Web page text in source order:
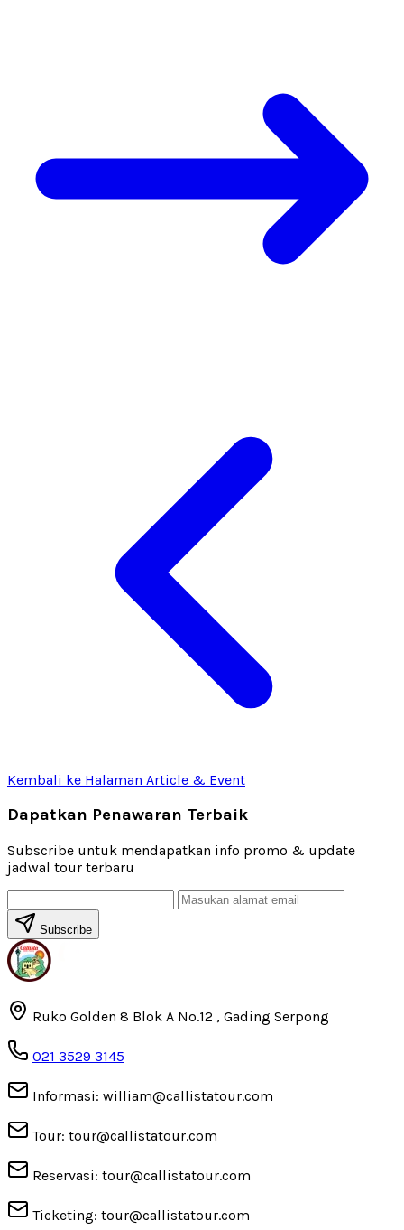
Kembali ke Halaman Article & Event
Dapatkan Penawaran Terbaik
Subscribe untuk mendapatkan info promo & update
jadwal tour terbaru
Subscribe
Ruko Golden 8 Blok A No.12 , Gading Serpong
021 3529 3145
Informasi: william@callistatour.com
Tour: tour@callistatour.com
Reservasi: tour@callistatour.com
Ticketing: tour@callistatour.com